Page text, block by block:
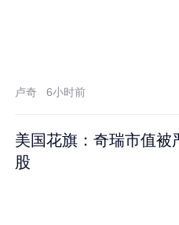
卢奇 6小时前
美国花旗：奇瑞市值被
股